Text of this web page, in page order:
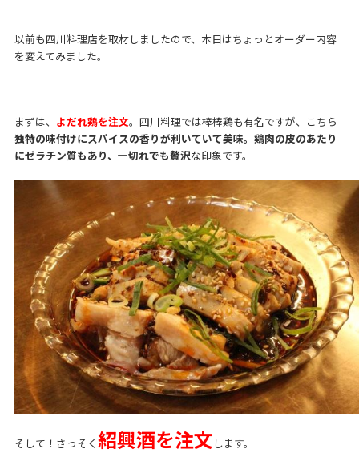
以前も四川料理店を取材しましたので、本日はちょっとオーダー内容
を変えてみました。
まずは、 よだれ鶏を注文。四川料理では棒棒鶏も有名ですが、こちら
独特の味付けにスパイスの香りが利いていて美味。鶏肉の皮のあたり
にゼラチン質もあり、一切れでも贅沢な印象です。
そして！さっそく 紹興酒を注文 します。